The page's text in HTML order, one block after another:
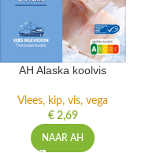
AH Alaska koolvis
Vlees, kip, vis, vega
€2,69
NAAR AH